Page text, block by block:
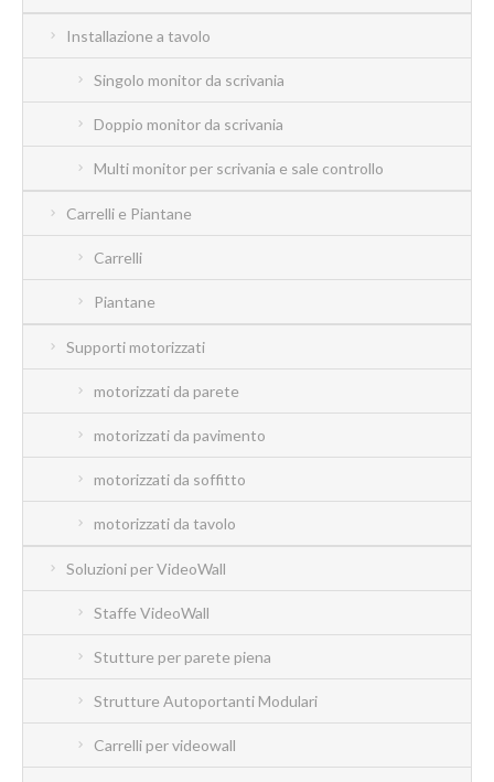
Installazione a tavolo
Singolo monitor da scrivania
Doppio monitor da scrivania
Multi monitor per scrivania e sale controllo
Carrelli e Piantane
Carrelli
Piantane
Supporti motorizzati
motorizzati da parete
motorizzati da pavimento
motorizzati da soffitto
motorizzati da tavolo
Soluzioni per VideoWall
Staffe VideoWall
Stutture per parete piena
Strutture Autoportanti Modulari
Carrelli per videowall